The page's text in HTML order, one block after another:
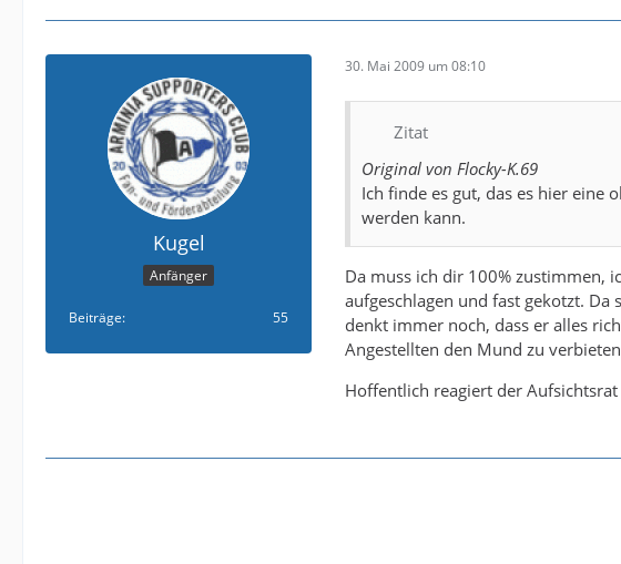
Kugel
Anfänger
Beiträge 55
30. Mai 2009 um 08:10
Zitat
Original von Flocky-K.69
Ich finde es gut, das es hier eine
werden kann.
Da muss ich dir 100% zustimmen,
aufgeschlagen und fast gekotzt.
denkt immer noch, dass er alles
Angestellten den Mund zu
Hoffentlich reagiert der